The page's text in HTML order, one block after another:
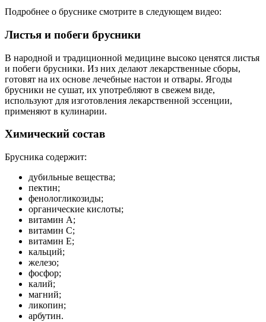
Подробнее о бруснике смотрите в следующем видео:
Листья и побеги брусники
В народной и традиционной медицине высоко ценятся листья
и побеги брусники. Из них делают лекарственные сборы,
готовят на их основе лечебные настои и отвары. Ягоды
брусники не сушат, их употребляют в свежем виде,
используют для изготовления лекарственной эссенции,
применяют в кулинарии.
Химический состав
Брусника содержит:
дубильные вещества;
пектин;
фенологликозиды;
органические кислоты;
витамин А;
витамин С;
витамин Е;
кальций;
железо;
фосфор;
калий;
магний;
ликопин;
арбутин.